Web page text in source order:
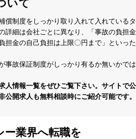
いて
償制度をしっかり取り⼊れて⼊れているタ
詳細は会社ごとに異なり、「事故の負担⾦
担⾦の⾃⼰負担は上限〇円まで」といった
事故保証制度がしっかり有るか無いかでは
⼈情報⼀覧をぜひご覧下さい。サイトで公
公開求⼈も無料相談時にご紹介可能です。
ー業界へ転職を